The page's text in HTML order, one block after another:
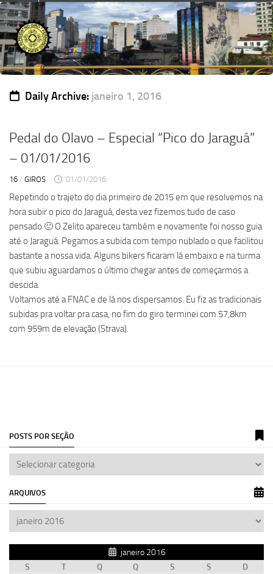
Skip
to
content
Daily Archive: janeiro 1, 2016
Pedal do Olavo – Especial “Pico do Jaraguá”
– 01/01/2016
16 / GIROS 01/01/2016
Repetindo o trajeto do dia primeiro de 2015 em que resolvemos na
hora subir o pico do Jaraguá, desta vez fizemos tudo de caso
pensado 🙂 O Zelito apareceu também e novamente foi nosso guia
até o Jaraguá. Pegamos a subida com tempo nublado o que facilitou
bastante a nossa vida. Alguns bikers ficaram lá embaixo e na turma
que subiu aguardamos o último chegar antes de começarmos a
descida.
Voltamos até a FNAC e de lá nos dispersamos. Eu fiz as tradicionais
subidas pra voltar pra casa, no fim do giro terminei com 57,8km
com 959m de elevação (Strava).
POSTS POR SEÇÃO
ARQUIVOS
janeiro 2016
S
T Q Q S S
D